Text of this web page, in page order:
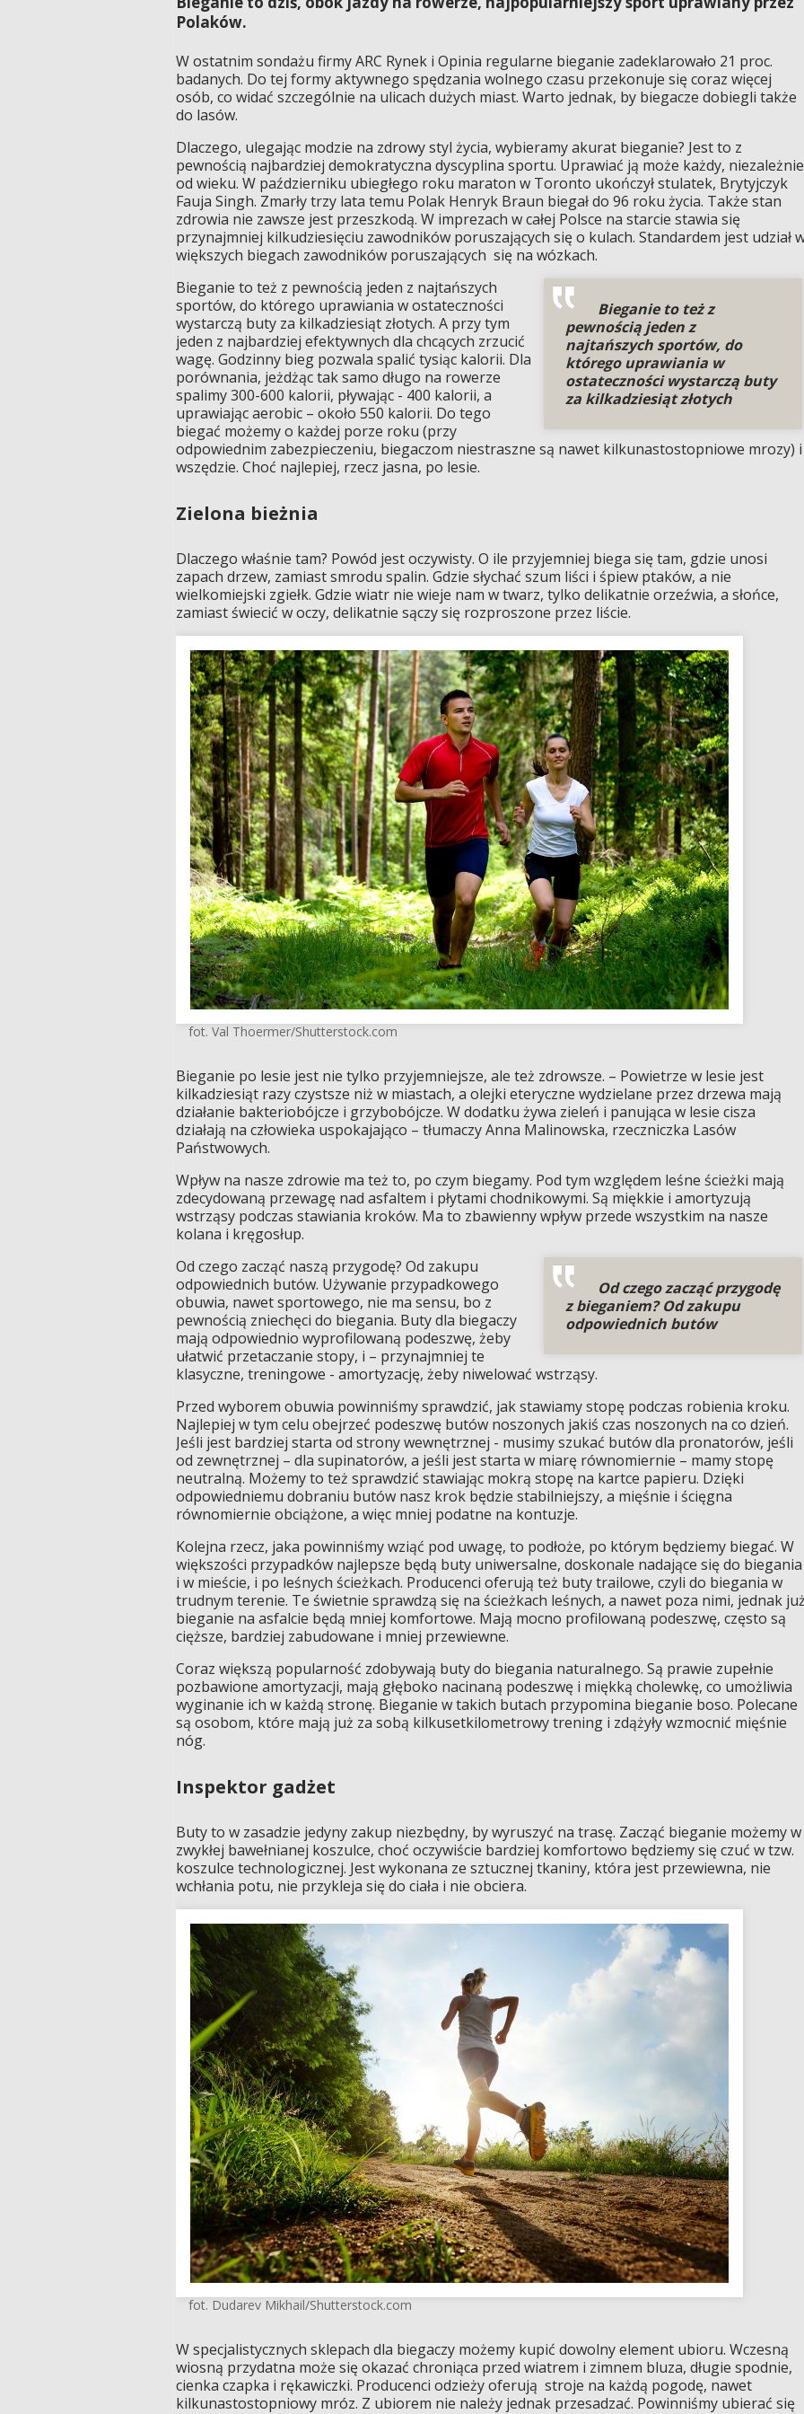
Polaków.
W ostatnim sondażu firmy ARC Rynek i Opinia regularne bieganie zadeklarowało 21 proc.
badanych. Do tej formy aktywnego spędzania wolnego czasu przekonuje się coraz więcej
osób, co widać szczególnie na ulicach dużych miast. Warto jednak, by biegacze dobiegli także
do lasów.
Dlaczego, ulegając modzie na zdrowy styl życia, wybieramy akurat bieganie? Jest to z
pewnością najbardziej demokratyczna dyscyplina sportu. Uprawiać ją może każdy, niezależnie
od wieku. W październiku ubiegłego roku maraton w Toronto ukończył stulatek, Brytyjczyk
Fauja Singh. Zmarły trzy lata temu Polak Henryk Braun biegał do 96 roku życia. Także stan
zdrowia nie zawsze jest przeszkodą. W imprezach w całej Polsce na starcie stawia się
przynajmniej kilkudziesięciu zawodników poruszających się o kulach. Standardem jest udział
większych biegach zawodników poruszających się na wózkach.
Bieganie to też z
pewnością jeden z
najtańszych sportów, do
którego uprawiania w
ostateczności wystarczą buty
za kilkadziesiąt złotych
Bieganie to też z pewnością jeden z najtańszych
sportów, do którego uprawiania w ostateczności
wystarczą buty za kilkadziesiąt złotych. A przy tym
jeden z najbardziej efektywnych dla chcących zrzucić
wagę. Godzinny bieg pozwala spalić tysiąc kalorii. Dla
porównania, jeżdżąc tak samo długo na rowerze
spalimy 300-600 kalorii, pływając - 400 kalorii, a
uprawiając aerobic – około 550 kalorii. Do tego
biegać możemy o każdej porze roku (przy
odpowiednim zabezpieczeniu, biegaczom niestraszne są nawet kilkunastostopniowe mrozy) i
wszędzie. Choć najlepiej, rzecz jasna, po lesie.
Zielona bieżnia
Dlaczego właśnie tam? Powód jest oczywisty. O ile przyjemniej biega się tam, gdzie unosi
zapach drzew, zamiast smrodu spalin. Gdzie słychać szum liści i śpiew ptaków, a nie
wielkomiejski zgiełk. Gdzie wiatr nie wieje nam w twarz, tylko delikatnie orzeźwia, a słońce,
zamiast świecić w oczy, delikatnie sączy się rozproszone przez liście.
fot. Val Thoermer/Shutterstock.com
Bieganie po lesie jest nie tylko przyjemniejsze, ale też zdrowsze. – Powietrze w lesie jest
kilkadziesiąt razy czystsze niż w miastach, a olejki eteryczne wydzielane przez drzewa mają
działanie bakteriobójcze i grzybobójcze. W dodatku żywa zieleń i panująca w lesie cisza
działają na człowieka uspokajająco – tłumaczy Anna Malinowska, rzeczniczka Lasów
Państwowych.
Wpływ na nasze zdrowie ma też to, po czym biegamy. Pod tym względem leśne ścieżki mają
zdecydowaną przewagę nad asfaltem i płytami chodnikowymi. Są miękkie i amortyzują
wstrząsy podczas stawiania kroków. Ma to zbawienny wpływ przede wszystkim na nasze
kolana i kręgosłup.
Od czego zacząć przygodę
z bieganiem? Od zakupu
odpowiednich butów
Od czego zacząć naszą przygodę? Od zakupu
odpowiednich butów. Używanie przypadkowego
obuwia, nawet sportowego, nie ma sensu, bo z
pewnością zniechęci do biegania. Buty dla biegaczy
mają odpowiednio wyprofilowaną podeszwę, żeby
ułatwić przetaczanie stopy, i – przynajmniej te
klasyczne, treningowe - amortyzację, żeby niwelować wstrząsy.
Przed wyborem obuwia powinniśmy sprawdzić, jak stawiamy stopę podczas robienia kroku.
Najlepiej w tym celu obejrzeć podeszwę butów noszonych jakiś czas noszonych na co dzień.
Jeśli jest bardziej starta od strony wewnętrznej - musimy szukać butów dla pronatorów, jeśli
od zewnętrznej – dla supinatorów, a jeśli jest starta w miarę równomiernie – mamy stopę
neutralną. Możemy to też sprawdzić stawiając mokrą stopę na kartce papieru. Dzięki
odpowiedniemu dobraniu butów nasz krok będzie stabilniejszy, a mięśnie i ścięgna
równomiernie obciążone, a więc mniej podatne na kontuzje.
Kolejna rzecz, jaka powinniśmy wziąć pod uwagę, to podłoże, po którym będziemy biegać. W
większości przypadków najlepsze będą buty uniwersalne, doskonale nadające się do biegania
i w mieście, i po leśnych ścieżkach. Producenci oferują też buty trailowe, czyli do biegania w
trudnym terenie. Te świetnie sprawdzą się na ścieżkach leśnych, a nawet poza nimi, jednak
bieganie na asfalcie będą mniej komfortowe. Mają mocno profilowaną podeszwę, często są
cięższe, bardziej zabudowane i mniej przewiewne.
Coraz większą popularność zdobywają buty do biegania naturalnego. Są prawie zupełnie
pozbawione amortyzacji, mają głęboko nacinaną podeszwę i miękką cholewkę, co umożliwia
wyginanie ich w każdą stronę. Bieganie w takich butach przypomina bieganie boso. Polecane
są osobom, które mają już za sobą kilkusetkilometrowy trening i zdążyły wzmocnić mięśnie
nóg.
Inspektor gadżet
Buty to w zasadzie jedyny zakup niezbędny, by wyruszyć na trasę. Zacząć bieganie możemy w
zwykłej bawełnianej koszulce, choć oczywiście bardziej komfortowo będziemy się czuć w tzw.
koszulce technologicznej. Jest wykonana ze sztucznej tkaniny, która jest przewiewna, nie
wchłania potu, nie przykleja się do ciała i nie obciera.
fot. Dudarev Mikhail/Shutterstock.com
W specjalistycznych sklepach dla biegaczy możemy kupić dowolny element ubioru. Wczesną
wiosną przydatna może się okazać chroniąca przed wiatrem i zimnem bluza, długie spodnie,
cienka czapka i rękawiczki. Producenci odzieży oferują stroje na każdą pogodę, nawet
kilkunastostopniowy mróz. Z ubiorem nie należy jednak przesadzać. Powinniśmy ubierać się